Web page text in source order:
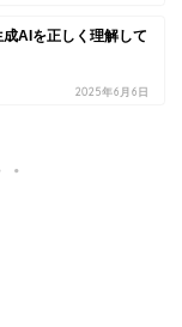
AIを正しく理解して
2025年6月6日